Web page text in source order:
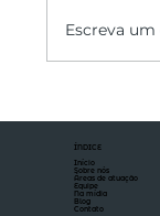
Escreva
ÍNDICE
Início
Sobre nós
Áreas de atuação
Equipe
Na mídia
Blog
Contato